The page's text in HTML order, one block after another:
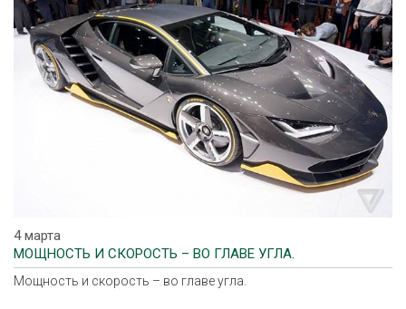
4 марта
МОЩНОСТЬ И СКОРОСТЬ – ВО ГЛАВЕ УГЛА.
Мощность и скорость – во главе угла.